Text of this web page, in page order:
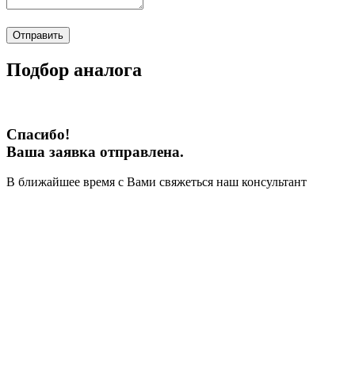
Отправить
Подбор аналога
Спасибо!
Ваша заявка отправлена.
В ближайшее время с Вами свяжеться наш консультант